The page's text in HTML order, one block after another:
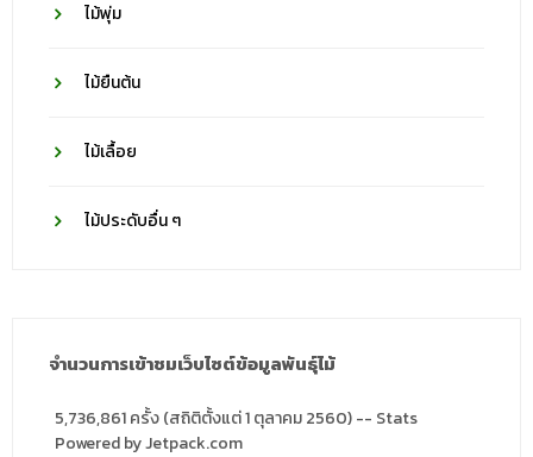
ไม้พุ่ม
ไม้ยืนต้น
ไม้เลื้อย
ไม้ประดับอื่น ๆ
จำนวนการเข้าชมเว็บไซต์ข้อมูลพันธุ์ไม้
5,736,861 ครั้ง (สถิติตั้งแต่ 1 ตุลาคม 2560) -- Stats
Powered by Jetpack.com